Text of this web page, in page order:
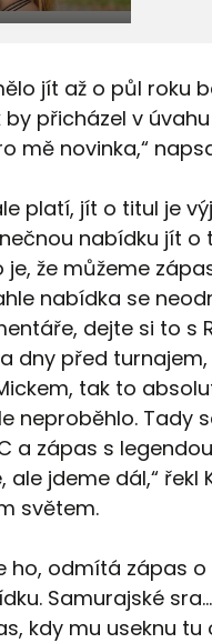
jít až o půl roku
přicházel v
mě novinka,“
platí, jít o titul je
nabídku jít
že můžeme
nabídka se
dejte si to s
dny před
tak to
neproběhlo. Tady
a zápas s
ale jdeme dál,“
světem.
ho, odmítá zápas
Samurajské
kdy mu useknu